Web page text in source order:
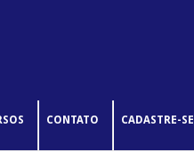
CONTATO CADASTRE-SE